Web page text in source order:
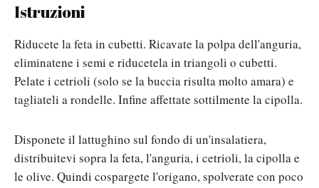
Istruzioni
Riducete la feta in cubetti. Ricavate la polpa dell'anguria,
eliminatene i semi e riducetela in triangoli o cubetti.
Pelate i cetrioli (solo se la buccia risulta molto amara) e
tagliateli a rondelle. Infine affettate sottilmente la cipolla.
Disponete il lattughino sul fondo di un'insalatiera,
distribuitevi sopra la feta, l'anguria, i cetrioli, la cipolla e
le olive. Quindi cospargete l'origano, spolverate con poco